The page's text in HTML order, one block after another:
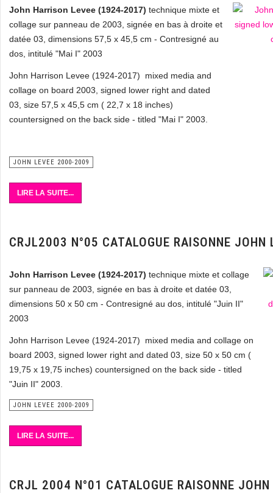
John Harrison Levee (1924-2017) technique mixte et
collage sur panneau de 2003, signée en bas à droite et
datée 03, dimensions 57,5 x 45,5 cm - Contresigné au
dos, intitulé "Mai I" 2003
John Harrison Levee (1924-2017) mixed media and
collage on board 2003, signed lower right and dated
03, size 57,5 x 45,5 cm ( 22,7 x 18 inches)
countersigned on the back side - titled "Mai I" 2003.
JOHN LEVEE 2000-2009
LIRE LA SUITE...
CRJL2003 N°05 CATALOGUE RAISONNE JOHN
John Harrison Levee (1924-2017) technique mixte et collage
sur panneau de 2003, signée en bas à droite et datée 03,
dimensions 50 x 50 cm - Contresigné au dos, intitulé "Juin II"
2003
John Harrison Levee (1924-2017) mixed media and collage on
board 2003, signed lower right and dated 03, size 50 x 50 cm (
19,75 x 19,75 inches) countersigned on the back side - titled
"Juin II" 2003.
JOHN LEVEE 2000-2009
LIRE LA SUITE...
CRJL 2004 N°01 CATALOGUE RAISONNE JOHN